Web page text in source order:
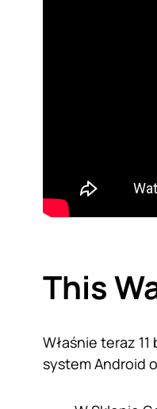
This
Właśnie teraz
system Android